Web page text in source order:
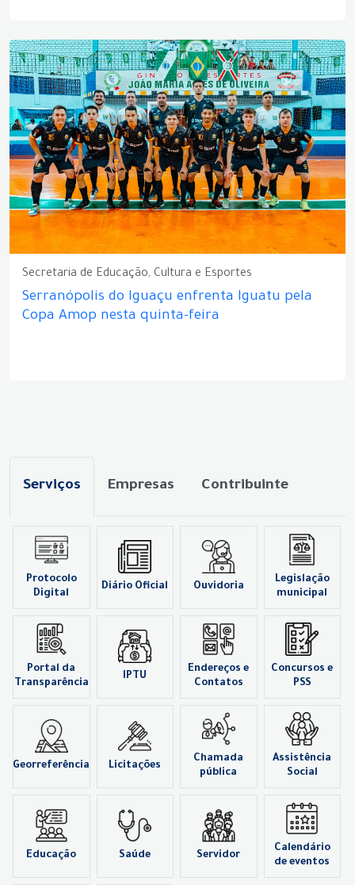
Secretaria de Educação, Cultura e Esportes
Serranópolis do Iguaçu enfrenta Iguatu pela
Copa Amop nesta quinta-feira
Serviços Empresas Contribuinte
Protocolo
Digital
Diário Oficial Ouvidoria
Legislação
municipal
Portal da
Transparência
IPTU
Endereços e
Contatos
Concursos e
PSS
Georreferência Licitações
Chamada
pública
Assistência
Social
Educação Saúde Servidor
Calendário
de eventos